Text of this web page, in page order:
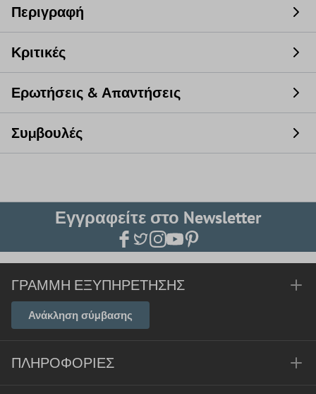
Περιγραφή
Κριτικές
Ερωτήσεις & Απαντήσεις
Συμβουλές
Εγγραφείτε στο Newsletter
ΓΡΑΜΜΉ ΕΞΥΠΗΡΈΤΗΣΗΣ
Ανάκληση σύμβασης
ΠΛΗΡΟΦΟΡΊΕΣ